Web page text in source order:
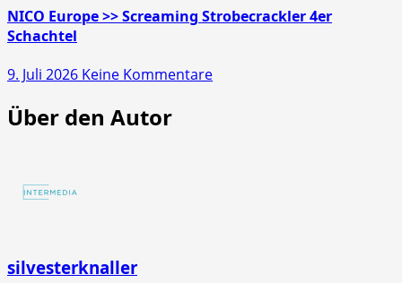
>>
Fontänenbatterie
NICO Europe >> Screaming Strobecrackler 4er
Schachtel
9. Juli 2026 Keine Kommentarezu
Über den Autor
silvesterknaller